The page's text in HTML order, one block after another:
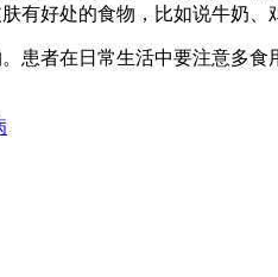
好处的食物，比如说牛奶
患者在日常生活中要注意多